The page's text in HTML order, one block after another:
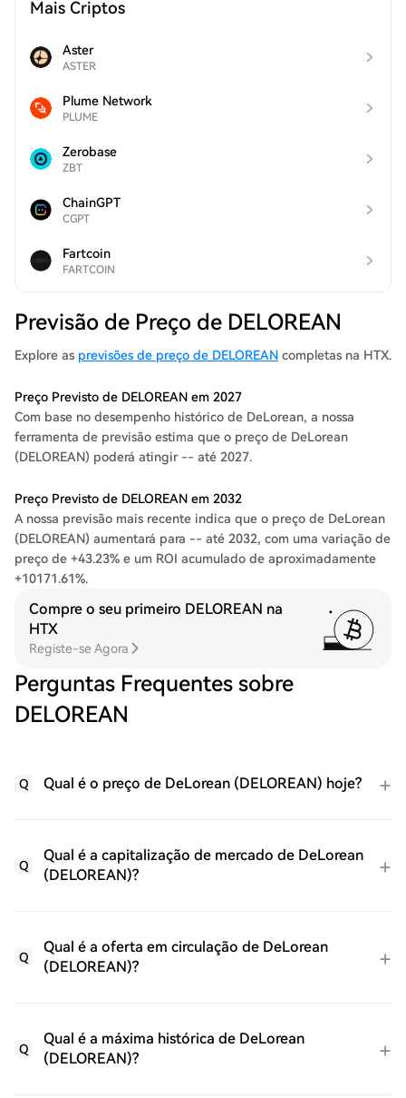
Mais Criptos
Aster
ASTER
Plume Network
PLUME
Zerobase
ZBT
ChainGPT
CGPT
Fartcoin
FARTCOIN
Previsão de Preço de DELOREAN
Explore as previsões de preço de DELOREAN completas na HTX.
Preço Previsto de DELOREAN em 2027
Com base no desempenho histórico de DeLorean, a nossa
ferramenta de previsão estima que o preço de DeLorean
(DELOREAN) poderá atingir -- até 2027.
Preço Previsto de DELOREAN em 2032
A nossa previsão mais recente indica que o preço de DeLorean
(DELOREAN) aumentará para -- até 2032, com uma variação de
preço de +43.23% e um ROI acumulado de aproximadamente
+10171.61%.
Compre o seu primeiro DELOREAN na
HTX
Registe-se Agora
Perguntas Frequentes sobre
DELOREAN
Q Qual é o preço de DeLorean (DELOREAN) hoje?
Q
Qual é a capitalização de mercado de DeLorean
(DELOREAN)?
Q
Qual é a oferta em circulação de DeLorean
(DELOREAN)?
Q
Qual é a máxima histórica de DeLorean
(DELOREAN)?